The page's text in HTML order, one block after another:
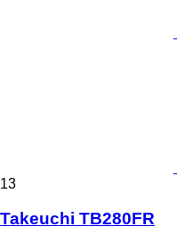
13
Takeuchi TB280FR